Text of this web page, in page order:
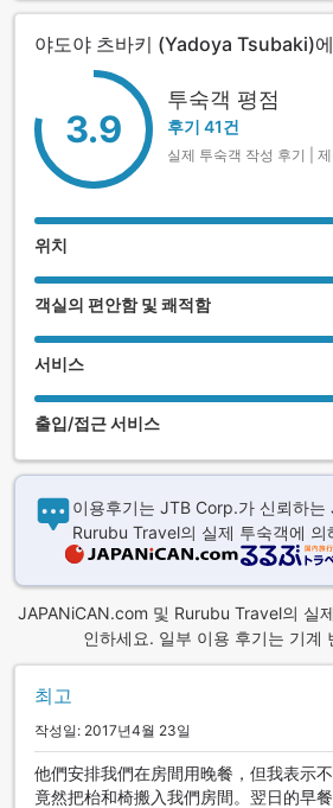
야도야 츠바키 (Yadoya Tsubaki)
3.9
투숙객 평점
후기 41건
실제 투숙객 작성 후기 |
위치
객실의 편안함 및 쾌적함
서비스
출입/접근 서비스
이용후기는 JTB Corp.가 신뢰하는
Rurubu Travel의 실제 투숙객에 의
JAPANiCAN.com 및 Rurubu Travel의 실
인하세요. 일부 이용 후기는 기계
최고
작성일: 2017년4월 23일
他們安排我們在房間用晚餐，但我表示
竟然把枱和椅搬入我們房間。翌日的早